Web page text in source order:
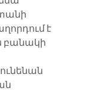
է
բանակի